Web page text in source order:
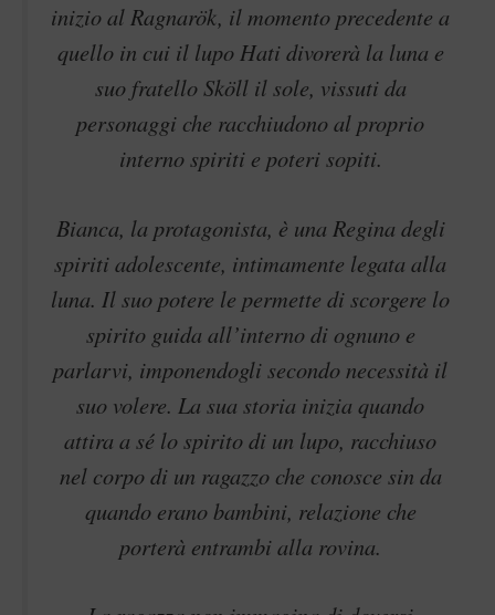
inizio al Ragnarök, il momento precedente a
quello in cui il lupo Hati divorerà la luna e
suo fratello Sköll il sole, vissuti da
personaggi che racchiudono al proprio
interno spiriti e poteri sopiti.
Bianca, la protagonista, è una Regina degli
spiriti adolescente, intimamente legata alla
luna. Il suo potere le permette di scorgere lo
spirito guida all’interno di ognuno e
parlarvi, imponendogli secondo necessità il
suo volere. La sua storia inizia quando
attira a sé lo spirito di un lupo, racchiuso
nel corpo di un ragazzo che conosce sin da
quando erano bambini, relazione che
porterà entrambi alla rovina.